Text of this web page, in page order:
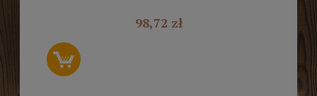
98,72 zł